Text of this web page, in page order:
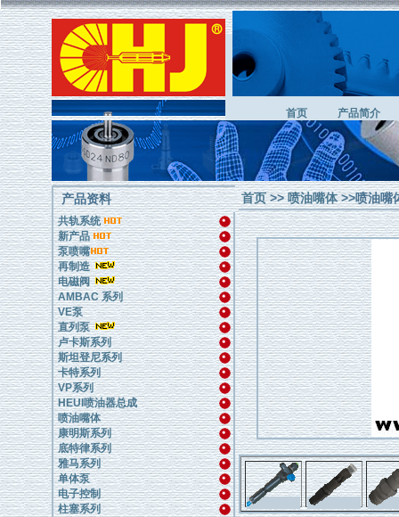
首页 产品简介
产品资料
共轨系统
新产品
泵喷嘴
再制造
电磁阀
AMBAC 系列
VE泵
直列泵
卢卡斯系列
斯坦登尼系列
卡特系列
VP系列
HEUI喷油器总成
喷油嘴体
康明斯系列
底特律系列
雅马系列
单体泵
电子控制
柱塞系列
首页 >>喷油嘴体>>喷油嘴